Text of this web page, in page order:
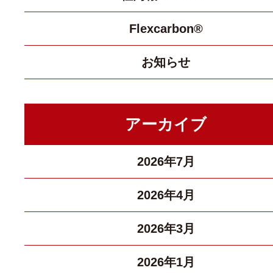
Flexcarbon®
お知らせ
アーカイブ
2026年7月
2026年4月
2026年3月
2026年1月